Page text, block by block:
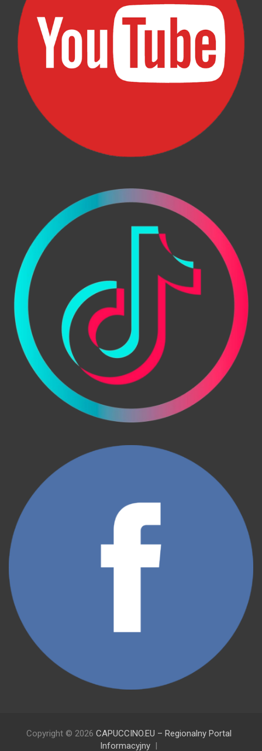
Copyright © 2026 CAPUCCINO.EU – Regionalny Portal
Informacyjny